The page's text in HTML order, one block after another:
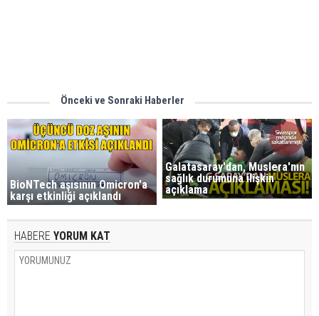
Önceki ve Sonraki Haberler
BioNTech aşısının Omicron'a
karşı etkinliği açıklandı
Galatasaray'dan, Muslera'nın
sağlık durumuna ilişkin
açıklama
HABERE YORUM KAT